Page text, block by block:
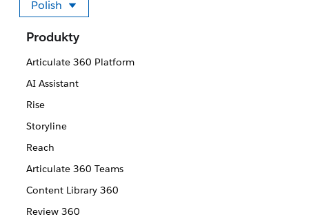
Polish
Wybierz swój język
Produkty
Articulate 360 Platform
AI Assistant
Rise
Storyline
Reach
Articulate 360 Teams
Content Library 360
Review 360